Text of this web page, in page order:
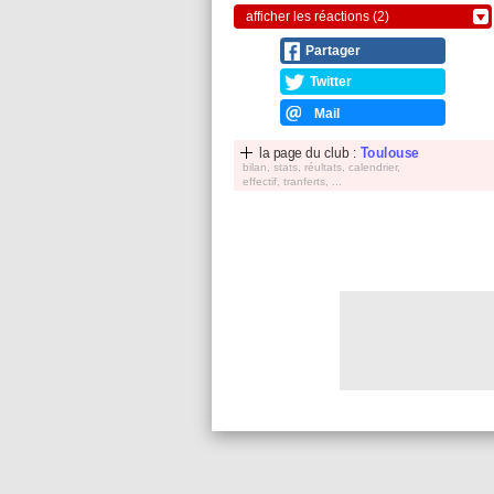
afficher les réactions (2)
Partager
Twitter
Mail
la page du club : Toulouse
bilan, stats, réultats, calendrier,
effectif, tranferts, ...